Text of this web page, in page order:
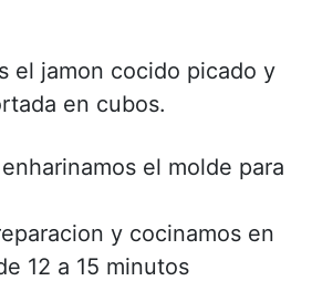
el jamon cocido picado y
en cubos.
el molde para
y cocinamos en
12 a 15 minutos